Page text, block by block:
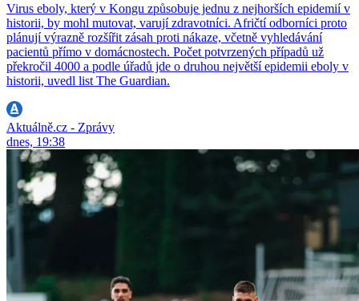
Virus eboly, který v Kongu způsobuje jednu z nejhorších epidemií v
historii, by mohl mutovat, varují zdravotníci. Afričtí odborníci proto
plánují výrazně rozšířit zásah proti nákaze, včetně vyhledávání
pacientů přímo v domácnostech. Počet potvrzených případů už
překročil 4000 a podle úřadů jde o druhou největší epidemii eboly v
historii, uvedl list The Guardian.
Aktuálně.cz - Zprávy
dnes, 19:38